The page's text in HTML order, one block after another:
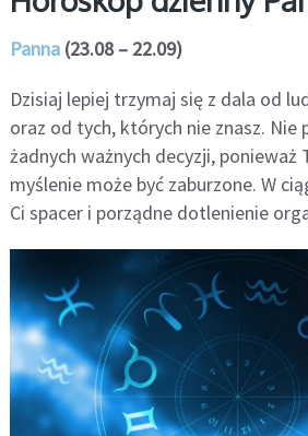
Panna(23.08 – 22.09)
Dzisiaj lepiej trzymaj się z dala od
oraz od tych, których nie znasz. Nie
żadnych ważnych decyzji, ponieważ
myślenie może być zaburzone. W
Ci spacer i porządne dotlenienie